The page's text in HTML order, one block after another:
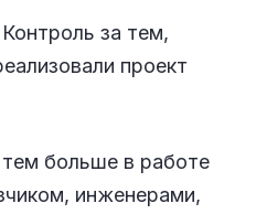
Контроль за тем,
проект
больше в работе
инженерами,